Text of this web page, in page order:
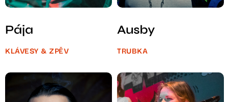
Pája
KLÁVESY & ZPĚV
Ausby
TRUBKA